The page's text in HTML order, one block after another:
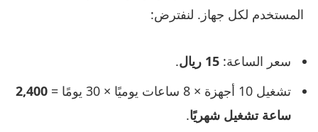
المستخدم لكل جهاز. لنفترض:
سعر الساعة: 15 ريال
.
تشغيل 10 أجهزة × 8 ساعات يوميًا × 30 يومًا =
2,400
ساعة تشغيل شهريًا.